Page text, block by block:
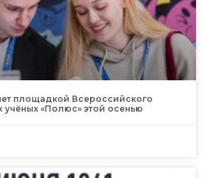
площадкой Всероссийского
«Полюс» этой осенью